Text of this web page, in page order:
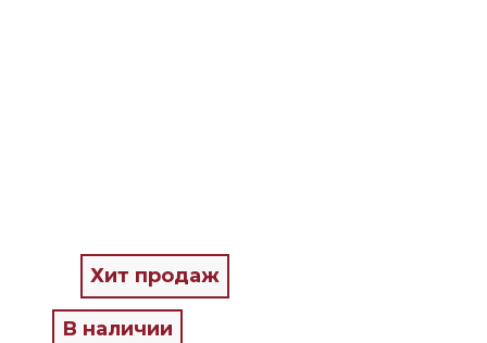
Хит продаж
В наличии